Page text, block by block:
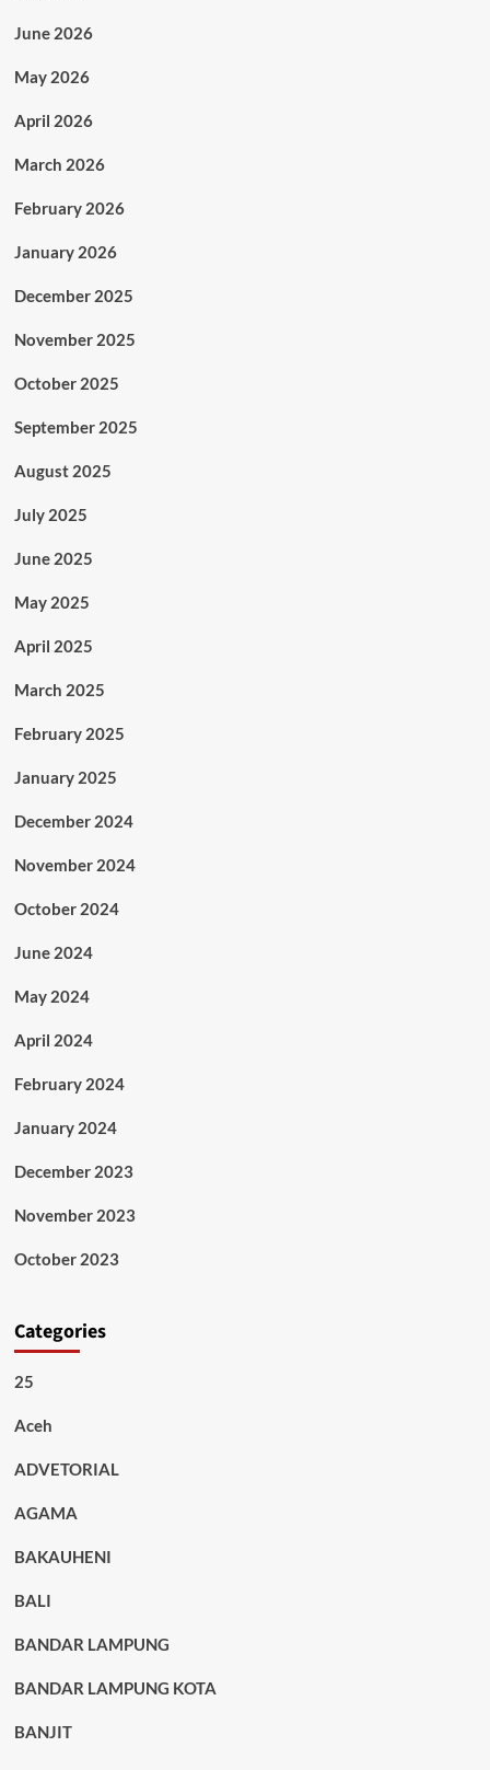
June 2026
May 2026
April 2026
March 2026
February 2026
January 2026
December 2025
November 2025
October 2025
September 2025
August 2025
July 2025
June 2025
May 2025
April 2025
March 2025
February 2025
January 2025
December 2024
November 2024
October 2024
June 2024
May 2024
April 2024
February 2024
January 2024
December 2023
November 2023
October 2023
Categories
25
Aceh
ADVETORIAL
AGAMA
BAKAUHENI
BALI
BANDAR LAMPUNG
BANDAR LAMPUNG KOTA
BANJIT